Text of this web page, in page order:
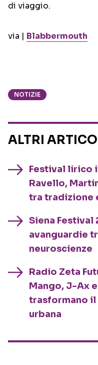
di viaggio.
via | Blabbermouth
NOTIZIE
ALTRI
Festival lirico
Ravello,
tra tradizione
Siena Festival
avanguardie
neuroscienze
Radio Zeta
Mango, J-Ax
trasformano
urbana